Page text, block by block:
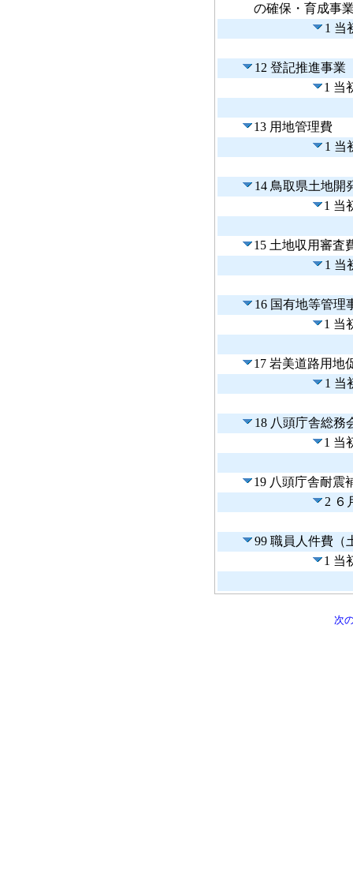
の確保・育成事
1 当
12 登記推進事業
1 当
13 用地管理費
1 当
14 鳥取県土地開
1 当
15 土地収用審査
1 当
16 国有地等管理
1 当
17 岩美道路用地
1 当
18 八頭庁舎総務
1 当
19 八頭庁舎耐震
2 ６
99 職員人件費（
1 当
次